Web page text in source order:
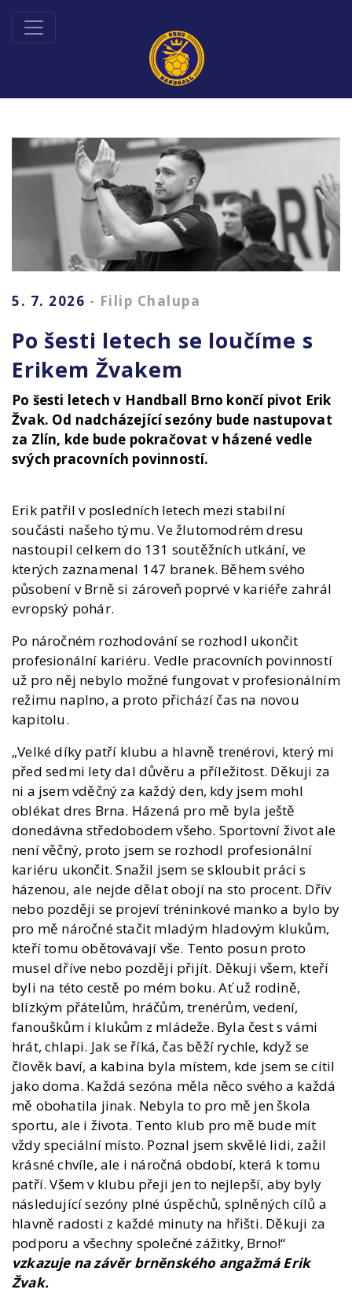
5. 7. 2026 - Filip Chalupa
Po šesti letech se loučíme s
Erikem Žvakem
Po šesti letech v Handball Brno končí pivot Erik
Žvak. Od nadcházející sezóny bude nastupovat
za Zlín, kde bude pokračovat v házené vedle
svých pracovních povinností.
Erik patřil v posledních letech mezi stabilní
součásti našeho týmu. Ve žlutomodrém dresu
nastoupil celkem do 131 soutěžních utkání, ve
kterých zaznamenal 147 branek. Během svého
působení v Brně si zároveň poprvé v kariéře zahrál
evropský pohár.
Po náročném rozhodování se rozhodl ukončit
profesionální kariéru. Vedle pracovních povinností
už pro něj nebylo možné fungovat v profesionálním
režimu naplno, a proto přichází čas na novou
kapitolu.
„Velké díky patří klubu a hlavně trenérovi, který mi
před sedmi lety dal důvěru a příležitost. Děkuji za
ni a jsem vděčný za každý den, kdy jsem mohl
oblékat dres Brna. Házená pro mě byla ještě
donedávna středobodem všeho. Sportovní život ale
není věčný, proto jsem se rozhodl profesionální
kariéru ukončit. Snažil jsem se skloubit práci s
házenou, ale nejde dělat obojí na sto procent. Dřív
nebo později se projeví tréninkové manko a bylo by
pro mě náročné stačit mladým hladovým klukům,
kteří tomu obětovávají vše. Tento posun proto
musel dříve nebo později přijít. Děkuji všem, kteří
byli na této cestě po mém boku. Ať už rodině,
blízkým přátelům, hráčům, trenérům, vedení,
fanouškům i klukům z mládeže. Byla čest s vámi
hrát, chlapi. Jak se říká, čas běží rychle, když se
člověk baví, a kabina byla místem, kde jsem se cítil
jako doma. Každá sezóna měla něco svého a každá
mě obohatila jinak. Nebyla to pro mě jen škola
sportu, ale i života. Tento klub pro mě bude mít
vždy speciální místo. Poznal jsem skvělé lidi, zažil
krásné chvíle, ale i náročná období, která k tomu
patří. Všem v klubu přeji jen to nejlepší, aby byly
následující sezóny plné úspěchů, splněných cílů a
hlavně radosti z každé minuty na hřišti. Děkuji za
podporu a všechny společné zážitky, Brno!“
vzkazuje na závěr brněnského angažmá Erik
Žvak.